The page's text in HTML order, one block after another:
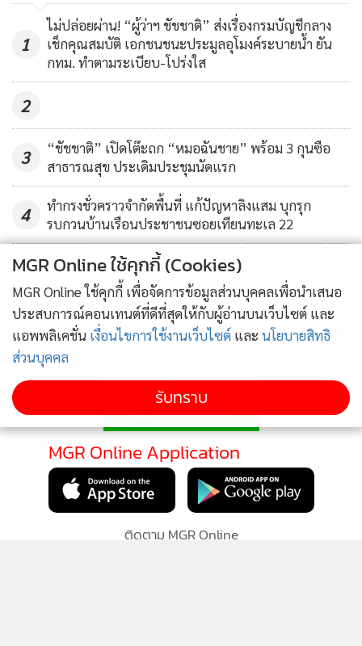
1
ไม่ปล่อยผ่าน! “ผู้ว่าฯ ชัชชาติ” ส่งเรื่องกรมบัญชีกลาง
เช็กคุณสมบัติ เอกชนชนะประมูลอุโมงค์ระบายน้ำ ยัน
กทม. ทำตามระเบียบ-โปร่งใส
2
3
“ชัชชาติ” เปิดโต๊ะถก “หมอฉันชาย” พร้อม 3 กุนซือ
สาธารณสุข ประเดิมประชุมนัดแรก
4
ทำกรงชั่วคราวจำกัดพื้นที่ แก้ปัญหาลิงแสม บุกรุก
รบกวนบ้านเรือนประชาชนซอยเทียนทะเล 22
ข่าวอื่นในหมวด
ติดตามข่าวสารผ่านทาง LINE
MGR Online Application
ติดตาม MGR Online
MGR Online ใช้คุกกี้ (Cookies)
MGR Online ใช้คุกกี้ เพื่อจัดการข้อมูลส่วนบุคคลเพื่อนำเสนอ
ประสบการณ์คอนเทนต์ที่ดีที่สุดให้กับผู้อ่านบนเว็บไซต์ และ
แอพพลิเคชั่น เงื่อนไขการใช้งานเว็บไซต์ และ นโยบายสิทธิ
ส่วนบุคคล
รับทราบ